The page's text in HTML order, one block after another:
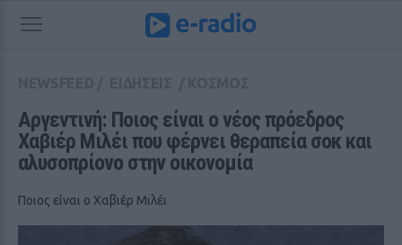
Αργεντινή: Ποιος είναι ο νέος πρόεδρος
Χαβιέρ Μιλέι που φέρνει θεραπεία σοκ και
αλυσοπρίονο στην οικονομία
Ποιος είναι ο Χαβιέρ Μιλέι